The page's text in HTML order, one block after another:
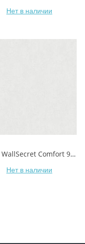
Нет в наличии
Обои WallSecret Comfort 9157-11 BONSAI/БОНСАЙ
Нет в наличии